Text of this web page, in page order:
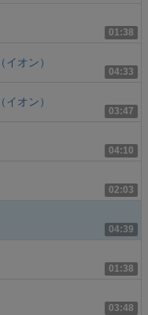
01:38
04:33
オン）
03:47
オン）
04:10
02:03
04:39
01:38
03:48